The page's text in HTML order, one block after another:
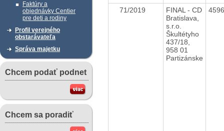
Faktúry a
objednávky Centier
pre deti a rodiny
Profil verejného
obstarávateľa
Správa majetku
Chcem podať podnet
Chcem sa poradiť
71/2019
FINAL - CD
Bratislava,
s.r.o.
Škultétyho
437/18,
958 01
Partizánske